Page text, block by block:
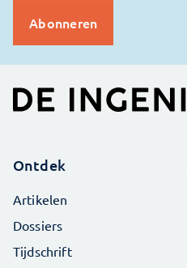
Ontdek
Artikelen
Dossiers
Tijdschrift